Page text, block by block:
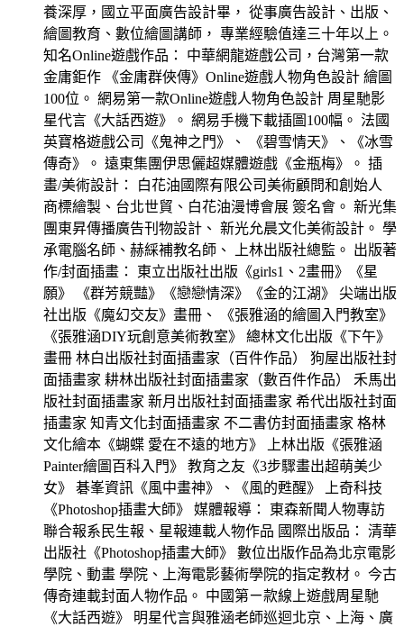
養深厚，國立平面廣告設計畢， 從事廣告設計、出版、
繪圖教育、數位繪圖講師， 專業經驗值達三十年以上。
知名Online遊戲作品： 中華網龍遊戲公司，台灣第一款
金庸鉅作 《金庸群俠傳》Online遊戲人物角色設計 繪圖
100位。 網易第一款Online遊戲人物角色設計 周星馳影
星代言《大話西遊》。 網易手機下載插圖100幅。 法國
英寶格遊戲公司《鬼神之門》、 《碧雪情天》、《冰雪
傳奇》。 遠東集團伊思儷超媒體遊戲《金瓶梅》。 插
畫/美術設計： 白花油國際有限公司美術顧問和創始人
商標繪製、台北世貿、白花油漫博會展 簽名會。 新光集
團東昇傳播廣告刊物設計、 新光允晨文化美術設計。 學
承電腦名師、赫綵補教名師、 上林出版社總監。 出版著
作/封面插畫： 東立出版社出版《girls1、2畫冊》《星
願》 《群芳競豔》《戀戀情深》《金的江湖》 尖端出版
社出版《魔幻交友》畫冊、 《張雅涵的繪圖入門教室》
《張雅涵DIY玩創意美術教室》 總林文化出版《下午》
畫冊 林白出版社封面插畫家（百件作品） 狗屋出版社封
面插畫家 耕林出版社封面插畫家（數百件作品） 禾馬出
版社封面插畫家 新月出版社封面插畫家 希代出版社封面
插畫家 知青文化封面插畫家 不二書仿封面插畫家 格林
文化繪本《蝴蝶 愛在不遠的地方》 上林出版《張雅涵
Painter繪圖百科入門》 教育之友《3步驟畫出超萌美少
女》 碁峯資訊《風中畫神》、《風的甦醒》 上奇科技
《Photoshop插畫大師》 媒體報導： 東森新聞人物專訪
聯合報系民生報、星報連載人物作品 國際出版品： 清華
出版社《Photoshop插畫大師》 數位出版作品為北京電影
學院、動畫 學院、上海電影藝術學院的指定教材。 今古
傳奇連載封面人物作品。 中國第ㄧ款線上遊戲周星馳
《大話西遊》 明星代言與雅涵老師巡迴北京、上海、廣